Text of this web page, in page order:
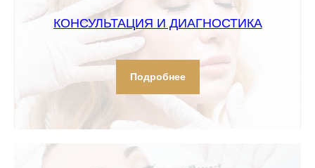
КОНСУЛЬТАЦИЯ И ДИАГНОСТИКА
Подробнее